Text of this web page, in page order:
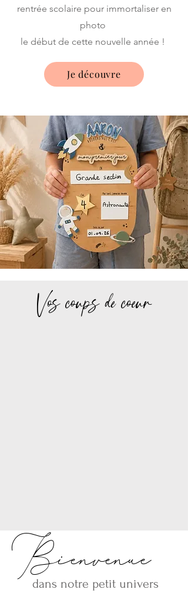
rentrée scolaire pour immortaliser en
photo
le début de cette nouvelle année !
Je découvre
Vos coups de coeur
Bienvenue
dans notre petit univers